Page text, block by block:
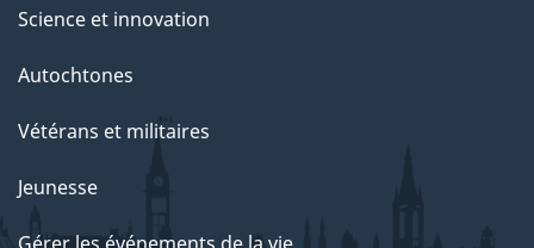
Science et innovation
Autochtones
Vétérans et militaires
Jeunesse